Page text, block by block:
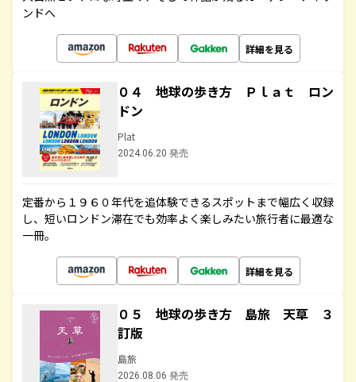
ンドへ
詳細を見る
０４ 地球の歩き方 Ｐｌａｔ ロン
ドン
Plat
2024.06.20 発売
定番から１９６０年代を追体験できるスポットまで幅広く収録
し、短いロンドン滞在でも効率よく楽しみたい旅行者に最適な
一冊。
詳細を見る
０５ 地球の歩き方 島旅 天草 ３
訂版
島旅
2026.08.06 発売